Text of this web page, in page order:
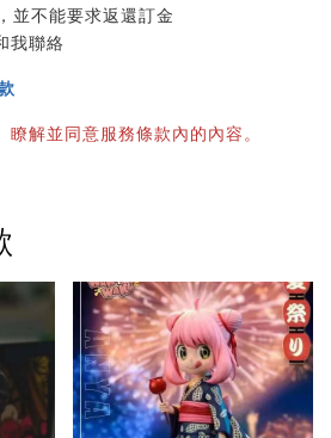
並不能要求返還訂金
我聯絡
解並同意服務條款內的內容。